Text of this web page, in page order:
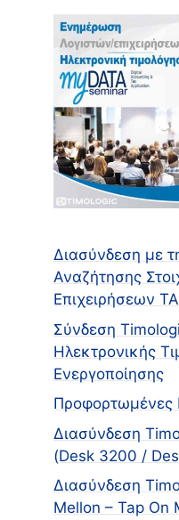
Διασύνδεση με
Αναζήτησης
Επιχειρήσεων
Σύνδεση
Ηλεκτρονικής
Ενεργοποίησης
Προφορτωμένες
Διασύνδεση
(Desk 3200 /
Διασύνδεση
Mellon – Tap On